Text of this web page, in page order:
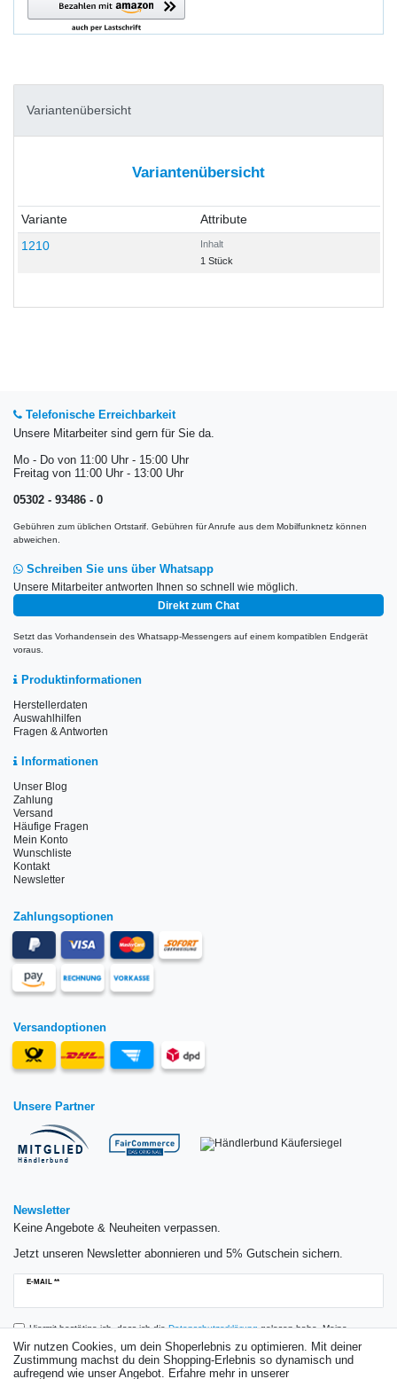
Variantenübersicht
Variantenübersicht
Variante
Attribute
1210
Inhalt
1 Stück
Telefonische Erreichbarkeit
Unsere Mitarbeiter sind gern für Sie da.
Mo - Do von 11:00 Uhr - 15:00 Uhr
Freitag von 11:00 Uhr - 13:00 Uhr
05302 - 93486 - 0
Gebühren zum üblichen Ortstarif. Gebühren für Anrufe aus dem Mobilfunknetz können
abweichen.
Schreiben Sie uns über Whatsapp
Unsere Mitarbeiter antworten Ihnen so schnell wie möglich.
Direkt zum Chat
Setzt das Vorhandensein des Whatsapp-Messengers auf einem kompatiblen Endgerät
voraus.
Produktinformationen
Herstellerdaten
Auswahlhilfen
Fragen & Antworten
Informationen
Unser Blog
Zahlung
Versand
Häufige Fragen
Mein Konto
Wunschliste
Kontakt
Newsletter
Zahlungsoptionen
Versandoptionen
Unsere Partner
Newsletter
Keine Angebote & Neuheiten verpassen.
Jetzt unseren Newsletter abonnieren und 5% Gutschein sichern.
E-MAIL **
Newsletter
Hiermit bestätige ich, dass ich dieDaten­schutz­erklärunggelesen habe. Meine
Einwilligung kann ich jederzeit widerrufen.**
Wir nutzen Cookies, um dein Shoperlebnis zu optimieren. Mit deiner
Zustimmung machst du dein Shopping-Erlebnis so dynamisch und
aufregend wie unser Angebot. Erfahre mehr in unserer